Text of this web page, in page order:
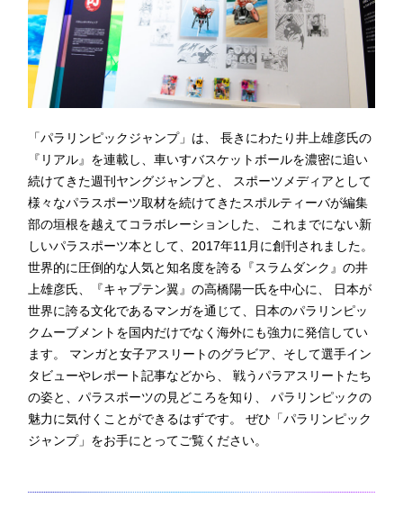
「パラリンピックジャンプ」は、 長きにわたり井上雄彦氏の
『リアル』を連載し、車いすバスケットボールを濃密に追い
続けてきた週刊ヤングジャンプと、 スポーツメディアとして
様々なパラスポーツ取材を続けてきたスポルティーバが編集
部の垣根を越えてコラボレーションした、 これまでにない新
しいパラスポーツ本として、2017年11月に創刊されました。
世界的に圧倒的な人気と知名度を誇る『スラムダンク』の井
上雄彦氏、『キャプテン翼』の高橋陽一氏を中心に、 日本が
世界に誇る文化であるマンガを通じて、日本のパラリンピッ
クムーブメントを国内だけでなく海外にも強力に発信してい
ます。 マンガと女子アスリートのグラビア、そして選手イン
タビューやレポート記事などから、 戦うパラアスリートたち
の姿と、パラスポーツの見どころを知り、 パラリンピックの
魅力に気付くことができるはずです。 ぜひ「パラリンピック
ジャンプ」をお手にとってご覧ください。